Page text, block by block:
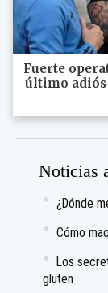
Fuerte
último adiós
Noticias
¿Dónde
Cómo
Los
gluten